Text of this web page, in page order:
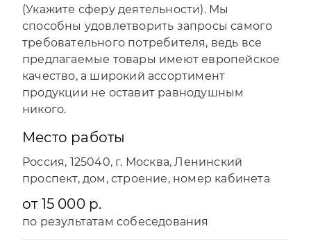
(Укажите сферу деятельности). Мы
способны удовлетворить запросы самого
требовательного потребителя, ведь все
предлагаемые товары имеют европейское
качество, а широкий ассортимент
продукции не оставит равнодушным
никого.
Место работы
Россия, 125040, г. Москва, Ленинский
проспект, дом, строение, номер кабинета
от 15 000 р.
по результатам собеседования